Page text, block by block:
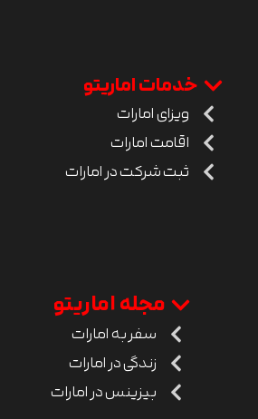
خدمات اماریتو
ویزای امارات
اقامت امارات
ثبت شرکت در امارات
مجله اماریتو
سفر به امارات
زندگی در امارات
بیزینس در امارات